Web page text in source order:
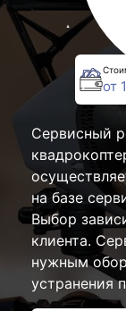
от
Сервисный
на базе
Выбор
клиента.
нужным
устранения